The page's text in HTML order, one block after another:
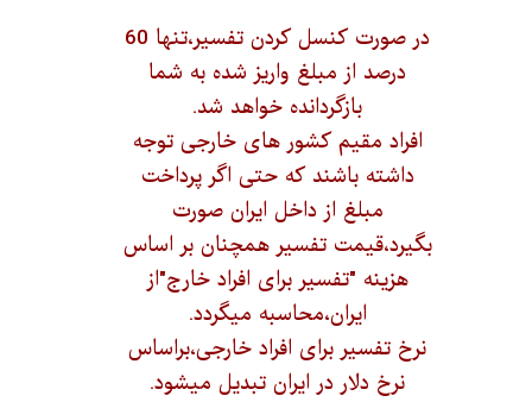
در صورت کنسل کردن تفسیر،تنها 60
درصد از مبلغ واریز شده به شما
بازگردانده خواهد شد.
افراد مقیم کشور های خارجی توجه
داشته باشند که حتی اگر پرداخت
مبلغ از داخل ایران صورت
بگیرد،قیمت تفسیر همچنان بر اساس
هزینه "تفسیر برای افراد خارج"از
ایران،محاسبه میگردد.
نرخ تفسیر برای افراد خارجی،براساس
نرخ دلار در ایران تبدیل میشود.